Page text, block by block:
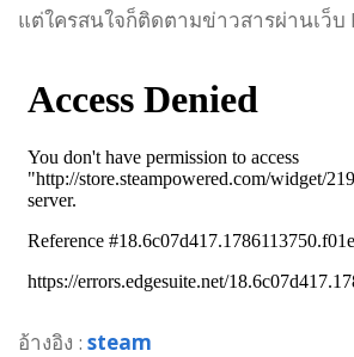
แต่ใครสนใจก็ติดตามข่าวสารผ่านเว็บ
อ้างอิง : steam